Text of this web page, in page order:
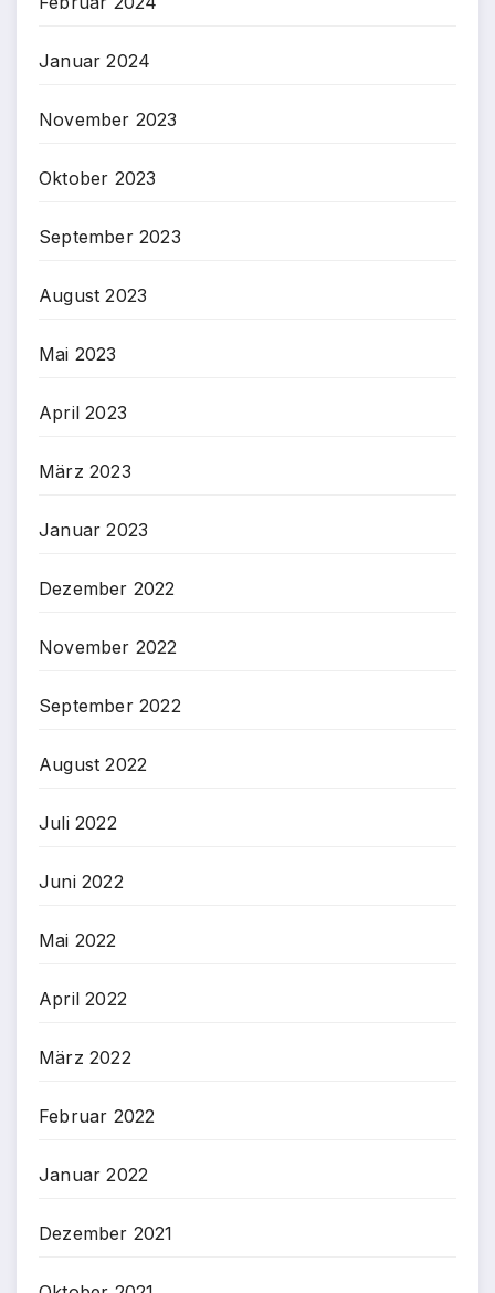
Januar 2024
November 2023
Oktober 2023
September 2023
August 2023
Mai 2023
April 2023
März 2023
Januar 2023
Dezember 2022
November 2022
September 2022
August 2022
Juli 2022
Juni 2022
Mai 2022
April 2022
März 2022
Februar 2022
Januar 2022
Dezember 2021